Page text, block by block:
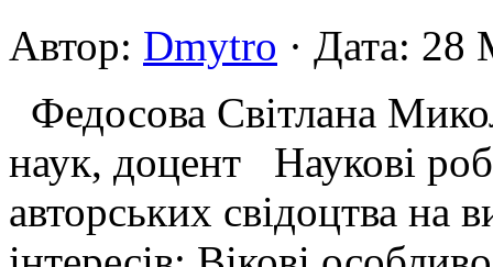
Автор: Dmytro · Дата: 28
Федосова Світлана
наук, доцент Наукові
авторських свідоцтва на